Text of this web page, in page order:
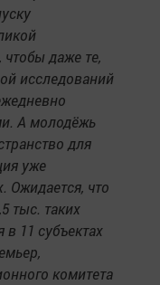
чтобы даже те,
исследований
А молодёжь
для
уже
Ожидается, что
тыс. таких
в 11 субъектах
комитета